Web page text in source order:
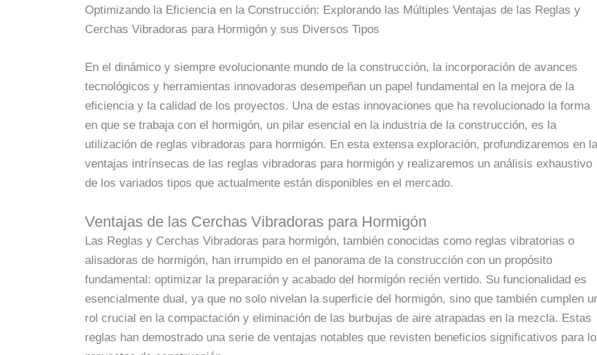
Optimizando la Eficiencia en la Construcción: Explorando las Múltiples Ventajas de las Reglas y
Cerchas Vibradoras para Hormigón y sus Diversos Tipos
En el dinámico y siempre evolucionante mundo de la construcción, la incorporación de avances
tecnológicos y herramientas innovadoras desempeñan un papel fundamental en la mejora de la
eficiencia y la calidad de los proyectos. Una de estas innovaciones que ha revolucionado la forma
en que se trabaja con el hormigón, un pilar esencial en la industria de la construcción, es la
utilización de reglas vibradoras para hormigón. En esta extensa exploración, profundizaremos en
ventajas intrínsecas de las reglas vibradoras para hormigón y realizaremos un análisis exhaustivo
de los variados tipos que actualmente están disponibles en el mercado.
Ventajas de las Cerchas Vibradoras para Hormigón
Las Reglas y Cerchas Vibradoras para hormigón, también conocidas como reglas vibratorias o
alisadoras de hormigón, han irrumpido en el panorama de la construcción con un propósito
fundamental: optimizar la preparación y acabado del hormigón recién vertido. Su funcionalidad es
esencialmente dual, ya que no solo nivelan la superficie del hormigón, sino que también cumplen
rol crucial en la compactación y eliminación de las burbujas de aire atrapadas en la mezcla. Estas
reglas han demostrado una serie de ventajas notables que revisten beneficios significativos para